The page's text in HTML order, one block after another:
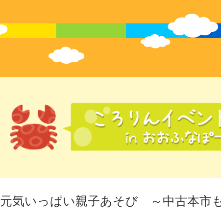
元気いっぱい親子あそび ～中古本市